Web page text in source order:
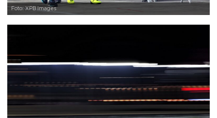
Foto: XPB Images